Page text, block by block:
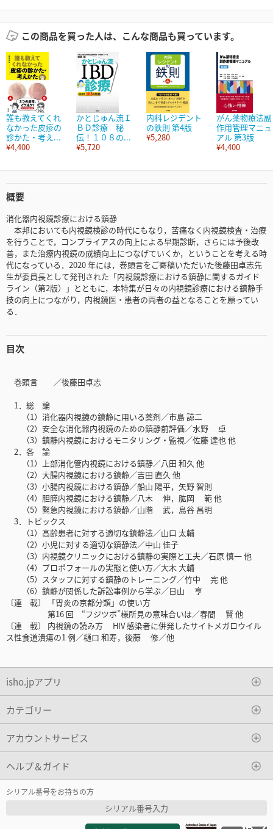
この商品を買った人は、こんな商品も買っています。
誰も教えてくれ
なかった皮疹の
診かた・考え...
¥4,400
かとじゅん流Ｉ
ＢＤ診療 秘
伝！１０８の...
¥5,720
内科レジデント
の鉄則 第4版
¥5,280
がん薬物療法副
作用管理マニュ
アル 第3版
¥4,400
概要
消化器内視鏡診療における鎮静
本邦においても内視鏡検診の時代にもなり，苦痛なく内視鏡検査・治療
を行うことで，コンプライアスの向上による早期診断，さらには予後改
善，また治療内視鏡の成績向上につなげていくか，ということを考える時
代になっている．2020 年には，巻頭言をご寄稿いただいた後藤田卓志先
生が委員長として発刊された「内視鏡診療における鎮静に関するガイド
ライン（第2版）」とともに，本特集が日々の内視鏡診療における鎮静手
技の向上につながり，内視鏡医・患者の両者の益となることを願ってい
る．
目次
巻頭言 ／後藤田卓志
1．総 論
（1）消化器内視鏡の鎮静に用いる薬剤／市島 諒二
（2）安全な消化器内視鏡のための鎮静前評価／水野 卓
（3）鎮静内視鏡におけるモニタリング・監視／佐藤 達也 他
2．各 論
（1）上部消化管内視鏡における鎮静／八田 和久 他
（2）大腸内視鏡における鎮静／吉田 直久 他
（3）小腸内視鏡における鎮静／船山 陽平，矢野 智則
（4）胆膵内視鏡における鎮静／八木 伸，肱岡 範 他
（5）緊急内視鏡における鎮静／山階 武，島谷 昌明
3．トピックス
（1）高齢患者に対する適切な鎮静法／山口 太輔
（2）小児に対する適切な鎮静法／中山 佳子
（3）内視鏡クリニックにおける鎮静の実際と工夫／石原 慎一 他
（4）プロポフォールの実態と使い方／大木 大輔
（5）スタッフに対する鎮静のトレーニング／竹中 完 他
（6）鎮静が関係した訴訟事例から学ぶ／日山 亨
〔連 載〕 「胃炎の京都分類」の使い方
第16 回 “フジツボ”様所見の意味合いは／春間 賢 他
〔連 載〕 内視鏡の読み方 HIV 感染者に併発したサイトメガロウイル
ス性食道潰瘍の1 例／樋口 和寿，後藤 修／他
isho.jpアプリ
カテゴリー
アカウントサービス
ヘルプ＆ガイド
シリアル番号をお持ちの方
シリアル番号入力